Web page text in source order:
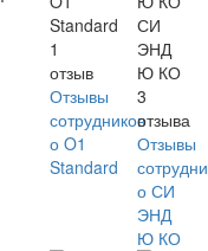
Standard
1
отзыв
Отзывы
сотрудников
о O1
Standard
СИ
ЭНД
Ю КО
3
отзыва
Отзывы
о СИ
ЭНД
Ю КО